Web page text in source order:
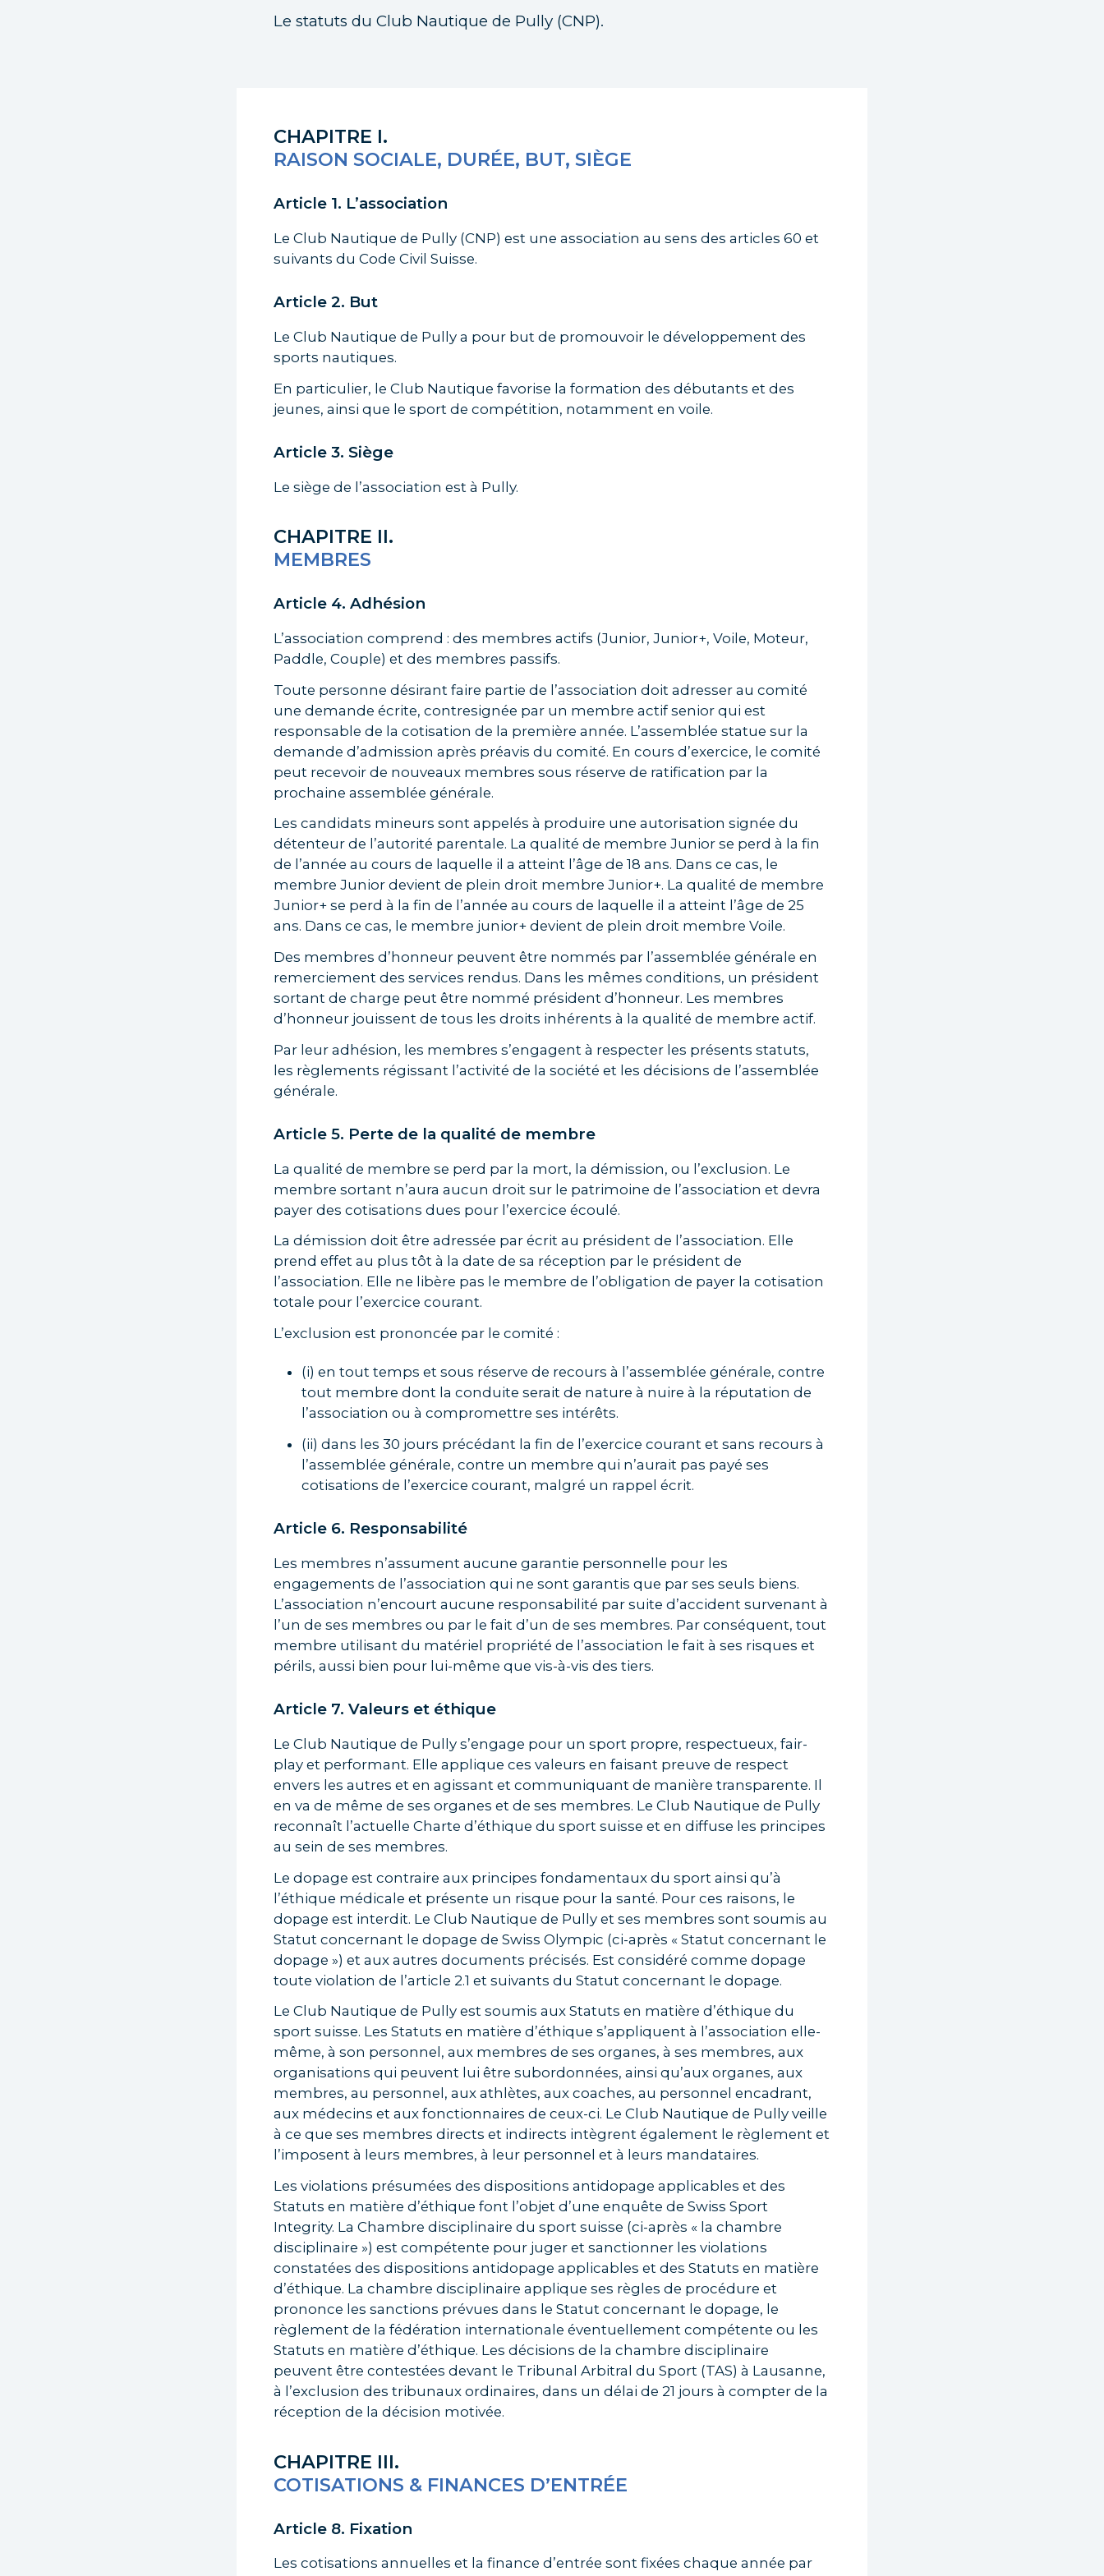
Le statuts du Club Nautique de Pully (CNP).
CHAPITRE I.
RAISON SOCIALE, DURÉE, BUT, SIÈGE
Article 1. L’association
Le Club Nautique de Pully (CNP) est une association au sens des articles 60 et
suivants du Code Civil Suisse.
Article 2. But
Le Club Nautique de Pully a pour but de promouvoir le développement des
sports nautiques.
En particulier, le Club Nautique favorise la formation des débutants et des
jeunes, ainsi que le sport de compétition, notamment en voile.
Article 3. Siège
Le siège de l’association est à Pully.
CHAPITRE II.
MEMBRES
Article 4. Adhésion
L’association comprend : des membres actifs (Junior, Junior+, Voile, Moteur,
Paddle, Couple) et des membres passifs.
Toute personne désirant faire partie de l’association doit adresser au comité
une demande écrite, contresignée par un membre actif senior qui est
responsable de la cotisation de la première année. L’assemblée statue sur la
demande d’admission après préavis du comité. En cours d’exercice, le comité
peut recevoir de nouveaux membres sous réserve de ratification par la
prochaine assemblée générale.
Les candidats mineurs sont appelés à produire une autorisation signée du
détenteur de l’autorité parentale. La qualité de membre Junior se perd à la fin
de l’année au cours de laquelle il a atteint l’âge de 18 ans. Dans ce cas, le
membre Junior devient de plein droit membre Junior+. La qualité de membre
Junior+ se perd à la fin de l’année au cours de laquelle il a atteint l’âge de 25
ans. Dans ce cas, le membre junior+ devient de plein droit membre Voile.
Des membres d’honneur peuvent être nommés par l’assemblée générale en
remerciement des services rendus. Dans les mêmes conditions, un président
sortant de charge peut être nommé président d’honneur. Les membres
d’honneur jouissent de tous les droits inhérents à la qualité de membre actif.
Par leur adhésion, les membres s’engagent à respecter les présents statuts,
les règlements régissant l’activité de la société et les décisions de l’assemblée
générale.
Article 5. Perte de la qualité de membre
La qualité de membre se perd par la mort, la démission, ou l’exclusion. Le
membre sortant n’aura aucun droit sur le patrimoine de l’association et devra
payer des cotisations dues pour l’exercice écoulé.
La démission doit être adressée par écrit au président de l’association. Elle
prend effet au plus tôt à la date de sa réception par le président de
l’association. Elle ne libère pas le membre de l’obligation de payer la cotisation
totale pour l’exercice courant.
L’exclusion est prononcée par le comité :
(i) en tout temps et sous réserve de recours à l’assemblée générale, contre
tout membre dont la conduite serait de nature à nuire à la réputation de
l’association ou à compromettre ses intérêts.
(ii) dans les 30 jours précédant la fin de l’exercice courant et sans recours à
l’assemblée générale, contre un membre qui n’aurait pas payé ses
cotisations de l’exercice courant, malgré un rappel écrit.
Article 6. Responsabilité
Les membres n’assument aucune garantie personnelle pour les
engagements de l’association qui ne sont garantis que par ses seuls biens.
L’association n’encourt aucune responsabilité par suite d’accident survenant à
l’un de ses membres ou par le fait d’un de ses membres. Par conséquent, tout
membre utilisant du matériel propriété de l’association le fait à ses risques et
périls, aussi bien pour lui-même que vis-à-vis des tiers.
Article 7. Valeurs et éthique
Le Club Nautique de Pully s’engage pour un sport propre, respectueux, fair-
play et performant. Elle applique ces valeurs en faisant preuve de respect
envers les autres et en agissant et communiquant de manière transparente. Il
en va de même de ses organes et de ses membres. Le Club Nautique de Pully
reconnaît l’actuelle Charte d’éthique du sport suisse et en diffuse les principes
au sein de ses membres.
Le dopage est contraire aux principes fondamentaux du sport ainsi qu’à
l’éthique médicale et présente un risque pour la santé. Pour ces raisons, le
dopage est interdit. Le Club Nautique de Pully et ses membres sont soumis au
Statut concernant le dopage de Swiss Olympic (ci-après « Statut concernant le
dopage ») et aux autres documents précisés. Est considéré comme dopage
toute violation de l’article 2.1 et suivants du Statut concernant le dopage.
Le Club Nautique de Pully est soumis aux Statuts en matière d’éthique du
sport suisse. Les Statuts en matière d’éthique s’appliquent à l’association elle-
même, à son personnel, aux membres de ses organes, à ses membres, aux
organisations qui peuvent lui être subordonnées, ainsi qu’aux organes, aux
membres, au personnel, aux athlètes, aux coaches, au personnel encadrant,
aux médecins et aux fonctionnaires de ceux-ci. Le Club Nautique de Pully veille
à ce que ses membres directs et indirects intègrent également le règlement et
l’imposent à leurs membres, à leur personnel et à leurs mandataires.
Les violations présumées des dispositions antidopage applicables et des
Statuts en matière d’éthique font l’objet d’une enquête de Swiss Sport
Integrity. La Chambre disciplinaire du sport suisse (ci-après « la chambre
disciplinaire ») est compétente pour juger et sanctionner les violations
constatées des dispositions antidopage applicables et des Statuts en matière
d’éthique. La chambre disciplinaire applique ses règles de procédure et
prononce les sanctions prévues dans le Statut concernant le dopage, le
règlement de la fédération internationale éventuellement compétente ou les
Statuts en matière d’éthique. Les décisions de la chambre disciplinaire
peuvent être contestées devant le Tribunal Arbitral du Sport (TAS) à Lausanne,
à l’exclusion des tribunaux ordinaires, dans un délai de 21 jours à compter de la
réception de la décision motivée.
CHAPITRE III.
COTISATIONS & FINANCES D’ENTRÉE
Article 8. Fixation
Les cotisations annuelles et la finance d’entrée sont fixées chaque année par